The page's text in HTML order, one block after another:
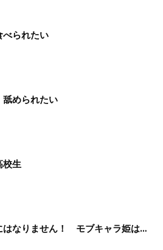
べられたい
められたい
校生
はなりません！ モブキャラ姫は淫
られて